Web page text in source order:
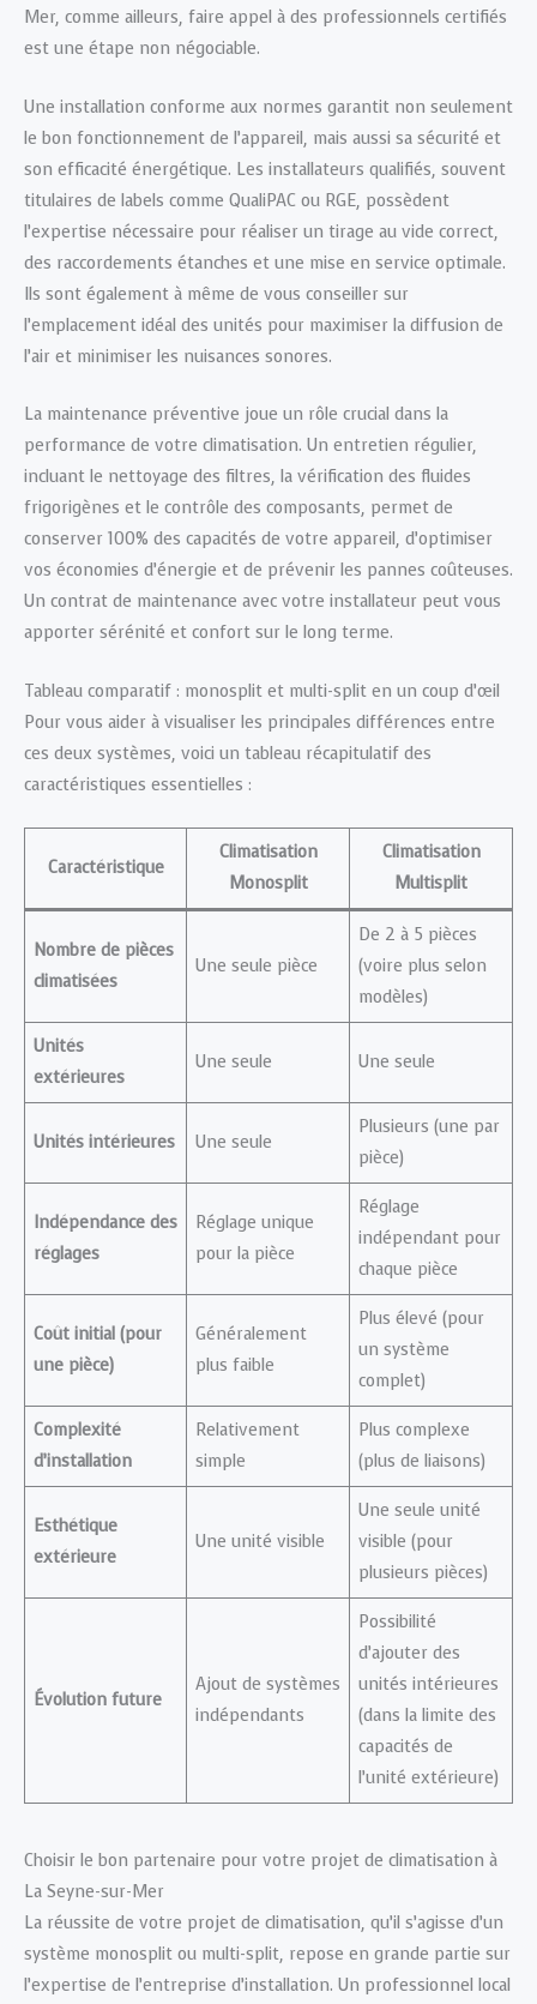
Mer, comme ailleurs, faire appel à des professionnels certifiés
est une étape non négociable.
Une installation conforme aux normes garantit non seulement
le bon fonctionnement de l’appareil, mais aussi sa sécurité et
son efficacité énergétique. Les installateurs qualifiés, souvent
titulaires de labels comme QualiPAC ou RGE, possèdent
l’expertise nécessaire pour réaliser un tirage au vide correct,
des raccordements étanches et une mise en service optimale.
Ils sont également à même de vous conseiller sur
l’emplacement idéal des unités pour maximiser la diffusion de
l’air et minimiser les nuisances sonores.
La maintenance préventive joue un rôle crucial dans la
performance de votre climatisation. Un entretien régulier,
incluant le nettoyage des filtres, la vérification des fluides
frigorigènes et le contrôle des composants, permet de
conserver 100% des capacités de votre appareil, d’optimiser
vos économies d’énergie et de prévenir les pannes coûteuses.
Un contrat de maintenance avec votre installateur peut vous
apporter sérénité et confort sur le long terme.
Tableau comparatif : monosplit et multi-split en un coup d’œil
Pour vous aider à visualiser les principales différences entre
ces deux systèmes, voici un tableau récapitulatif des
caractéristiques essentielles :
Caractéristique
Climatisation
Monosplit
Climatisation
Multisplit
Nombre de pièces
climatisées
Une seule pièce
De 2 à 5 pièces
(voire plus selon
modèles)
Unités
extérieures
Une seule Une seule
Unités intérieures Une seule
Plusieurs (une par
pièce)
Indépendance des
réglages
Réglage unique
pour la pièce
Réglage
indépendant pour
chaque pièce
Coût initial (pour
une pièce)
Généralement
plus faible
Plus élevé (pour
un système
complet)
Complexité
d’installation
Relativement
simple
Plus complexe
(plus de liaisons)
Esthétique
extérieure
Une unité visible
Une seule unité
visible (pour
plusieurs pièces)
Évolution future
Ajout de systèmes
indépendants
Possibilité
d’ajouter des
unités intérieures
(dans la limite des
capacités de
l’unité extérieure)
Choisir le bon partenaire pour votre projet de climatisation à
La Seyne-sur-Mer
La réussite de votre projet de climatisation, qu’il s’agisse d’un
système monosplit ou multi-split, repose en grande partie sur
l’expertise de l’entreprise d’installation. Un professionnel local